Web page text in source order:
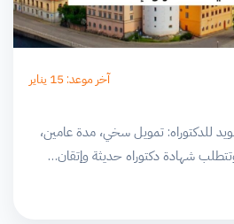
آخر موعد: 15 يناير
للدكتوراه: تمويل سخي، مدة عامين،
شهادة دكتوراه حديثة وإتقان…